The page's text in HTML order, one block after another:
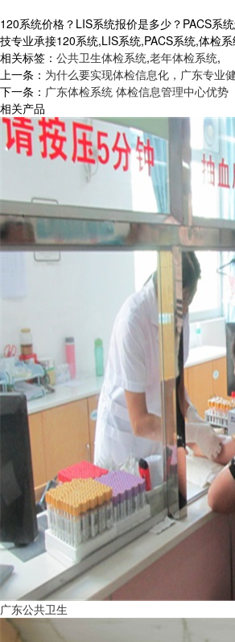
120系统价格？LIS系统报价是多少？PACS系
技专业承接120系统,LIS系统,PACS系统,体检
相关标签： 公共卫生体检系统,老年体检系统,
上一条： 为什么要实现体检信息化，广东专业
下一条： 广东体检系统 体检信息管理中心优势
相关产品
广东公共卫生